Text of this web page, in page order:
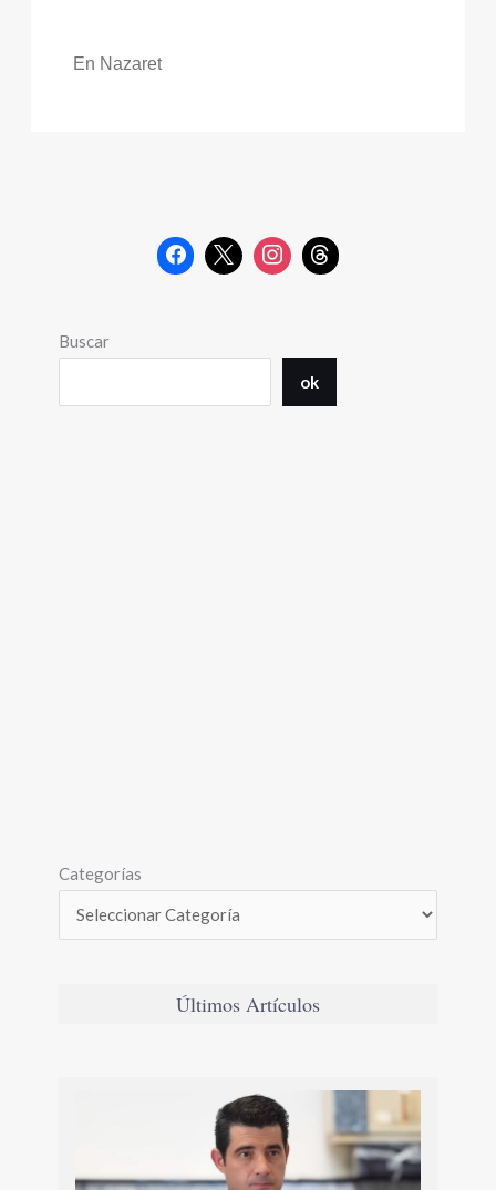
En Nazaret
Buscar
ok
Categorías
Últimos Artículos